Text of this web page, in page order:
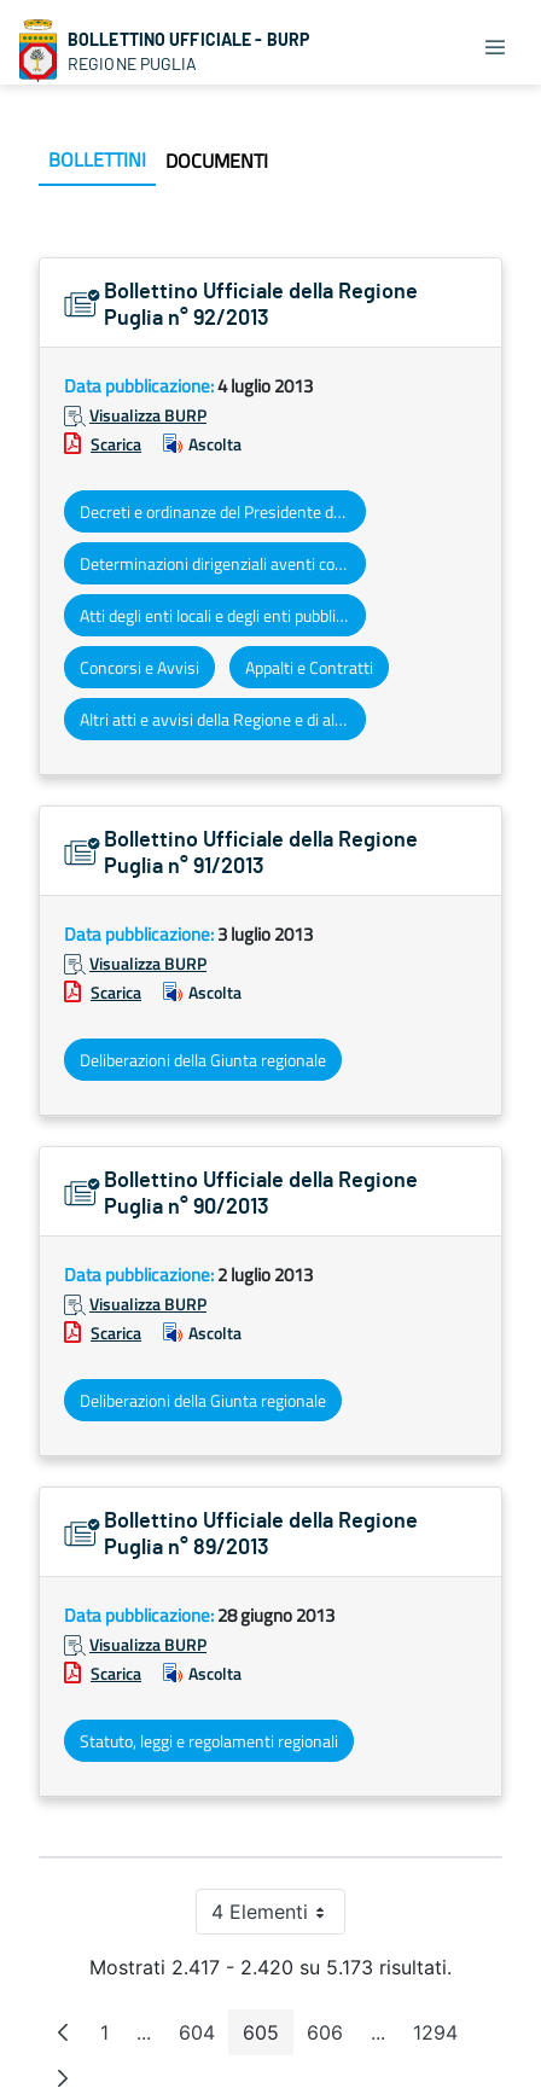
BOLLETTINO UFFICIALE - BURP
REGIONE PUGLIA
BOLLETTINI DOCUMENTI
Bollettino Ufficiale della Regione
Puglia n° 92/2013
Data pubblicazione:4 luglio 2013
Visualizza BURP
Scarica
Ascolta
Decreti e ordinanze del Presidente della Giunta regionale
Determinazioni dirigenziali aventi contenuto di interesse generale
Atti degli enti locali e degli enti pubblici e privati
Concorsi e Avvisi Appalti e Contratti
Altri atti e avvisi della Regione e di altri enti pubblici che interessano la collettività regionale
Bollettino Ufficiale della Regione
Puglia n° 91/2013
Data pubblicazione:3 luglio 2013
Visualizza BURP
Scarica
Ascolta
Deliberazioni della Giunta regionale
Bollettino Ufficiale della Regione
Puglia n° 90/2013
Data pubblicazione:2 luglio 2013
Visualizza BURP
Scarica
Ascolta
Deliberazioni della Giunta regionale
Bollettino Ufficiale della Regione
Puglia n° 89/2013
Data pubblicazione:28 giugno 2013
Visualizza BURP
Scarica
Ascolta
Statuto, leggi e regolamenti regionali
4 ElementiPer pagina
Mostrati 2.417 - 2.420 su 5.173 risultati.
Pagina
1 ...Pagine intermedie
Pagina
604 Pagina
605 Pagina
606 ...Pagine intermedie
Pagina
1294